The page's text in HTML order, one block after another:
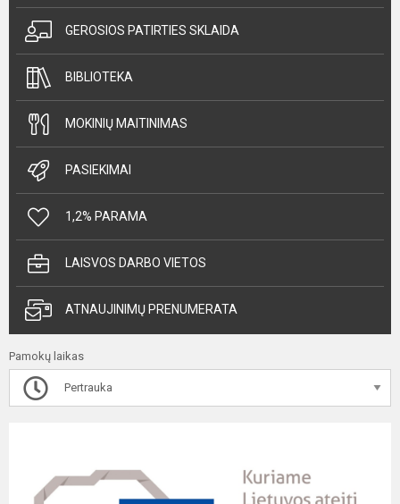
GEROSIOS PATIRTIES SKLAIDA
BIBLIOTEKA
MOKINIŲ MAITINIMAS
PASIEKIMAI
1,2% PARAMA
LAISVOS DARBO VIETOS
ATNAUJINIMŲ PRENUMERATA
Pamokų laikas
Pertrauka